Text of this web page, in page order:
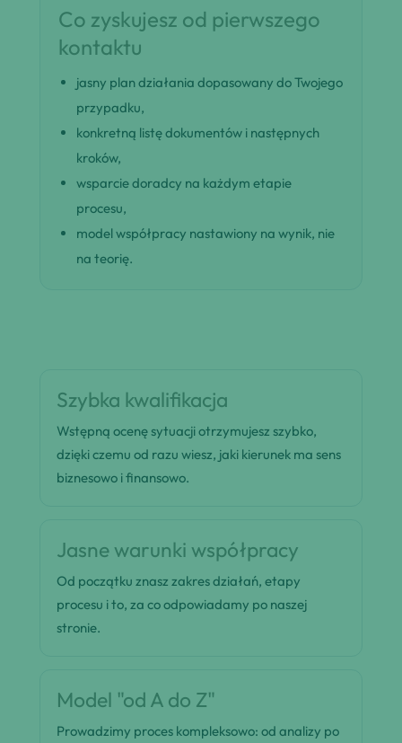
Co zyskujesz od pierwszego
kontaktu
jasny plan działania dopasowany do Twojego
przypadku,
konkretną listę dokumentów i następnych
kroków,
wsparcie doradcy na każdym etapie
procesu,
model współpracy nastawiony na wynik, nie
na teorię.
Szybka kwalifikacja
Wstępną ocenę sytuacji otrzymujesz szybko,
dzięki czemu od razu wiesz, jaki kierunek ma sens
biznesowo i finansowo.
Jasne warunki współpracy
Od początku znasz zakres działań, etapy
procesu i to, za co odpowiadamy po naszej
stronie.
Model "od A do Z"
Prowadzimy proces kompleksowo: od analizy po